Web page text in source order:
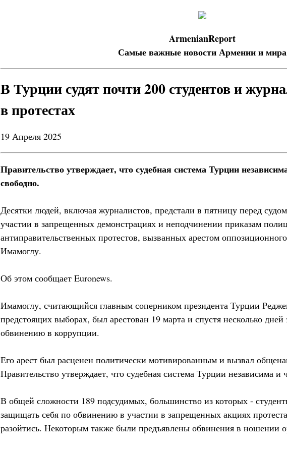
ArmenianReport
Самые важные новости Армении и мира
В Турции судят почти 200 студентов и
в протестах
19 Апреля 2025
Правительство утверждает, что судебная система Турции
свободно.
Десятки людей, включая журналистов, предстали в пятницу перед
участии в запрещенных демонстрациях и неподчинении приказам
антиправительственных протестов, вызванных арестом
Имамоглу.
Об этом сообщает Euronews.
Имамоглу, считающийся главным соперником президента Турции
предстоящих выборах, был арестован 19 марта и спустя несколько
обвинению в коррупции.
Его арест был расценен политически мотивированным и вызвал
Правительство утверждает, что судебная система Турции независима и
В общей сложности 189 подсудимых, большинство из которых -
защищать себя по обвинению в участии в запрещенных акциях
разойтись. Некоторым также были предъявлены обвинения в ношении